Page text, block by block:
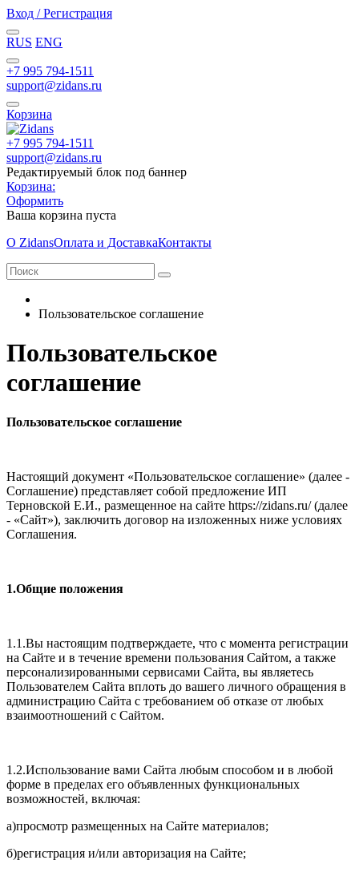
Вход / Регистрация
RUS ENG
+7 995 794-1511
support@zidans.ru
Корзина
+7 995 794-1511
support@zidans.ru
Редактируемый блок под баннер
Корзина:
Оформить
Ваша корзина пуста
О ZidansОплата и ДоставкаКонтакты
Пользовательское соглашение
Пользовательское
соглашение
Пользовательское соглашение
Настоящий документ «Пользовательское соглашение» (далее -
Соглашение) представляет собой предложение ИП
Терновской Е.И., размещенное на сайте https://zidans.ru/ (далее
- «Сайт»), заключить договор на изложенных ниже условиях
Соглашения.
1.Общие положения
1.1.Вы настоящим подтверждаете, что с момента регистрации
на Сайте и в течение времени пользования Сайтом, а также
персонализированными сервисами Сайта, вы являетесь
Пользователем Сайта вплоть до вашего личного обращения в
администрацию Сайта с требованием об отказе от любых
взаимоотношений с Сайтом.
1.2.Использование вами Сайта любым способом и в любой
форме в пределах его объявленных функциональных
возможностей, включая:
а)просмотр размещенных на Сайте материалов;
б)регистрация и/или авторизация на Сайте;